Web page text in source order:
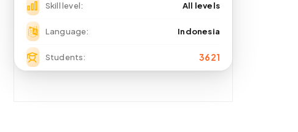
Skill level All levels
Language Indonesia
Students 3621